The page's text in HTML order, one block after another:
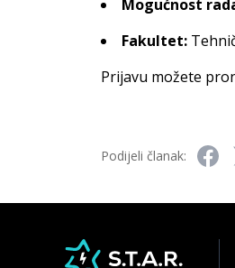
Mogućnost
Fakultet:
Prijavu možete
Podijeli članak: